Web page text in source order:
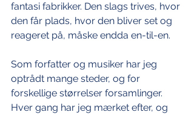
fantasi fabrikker. Den slags trives, hvor
den får plads, hvor den bliver set og
reageret på, måske endda en-til-en.
Som forfatter og musiker har jeg
optrådt mange steder, og for
forskellige størrelser forsamlinger.
Hver gang har jeg mærket efter, og